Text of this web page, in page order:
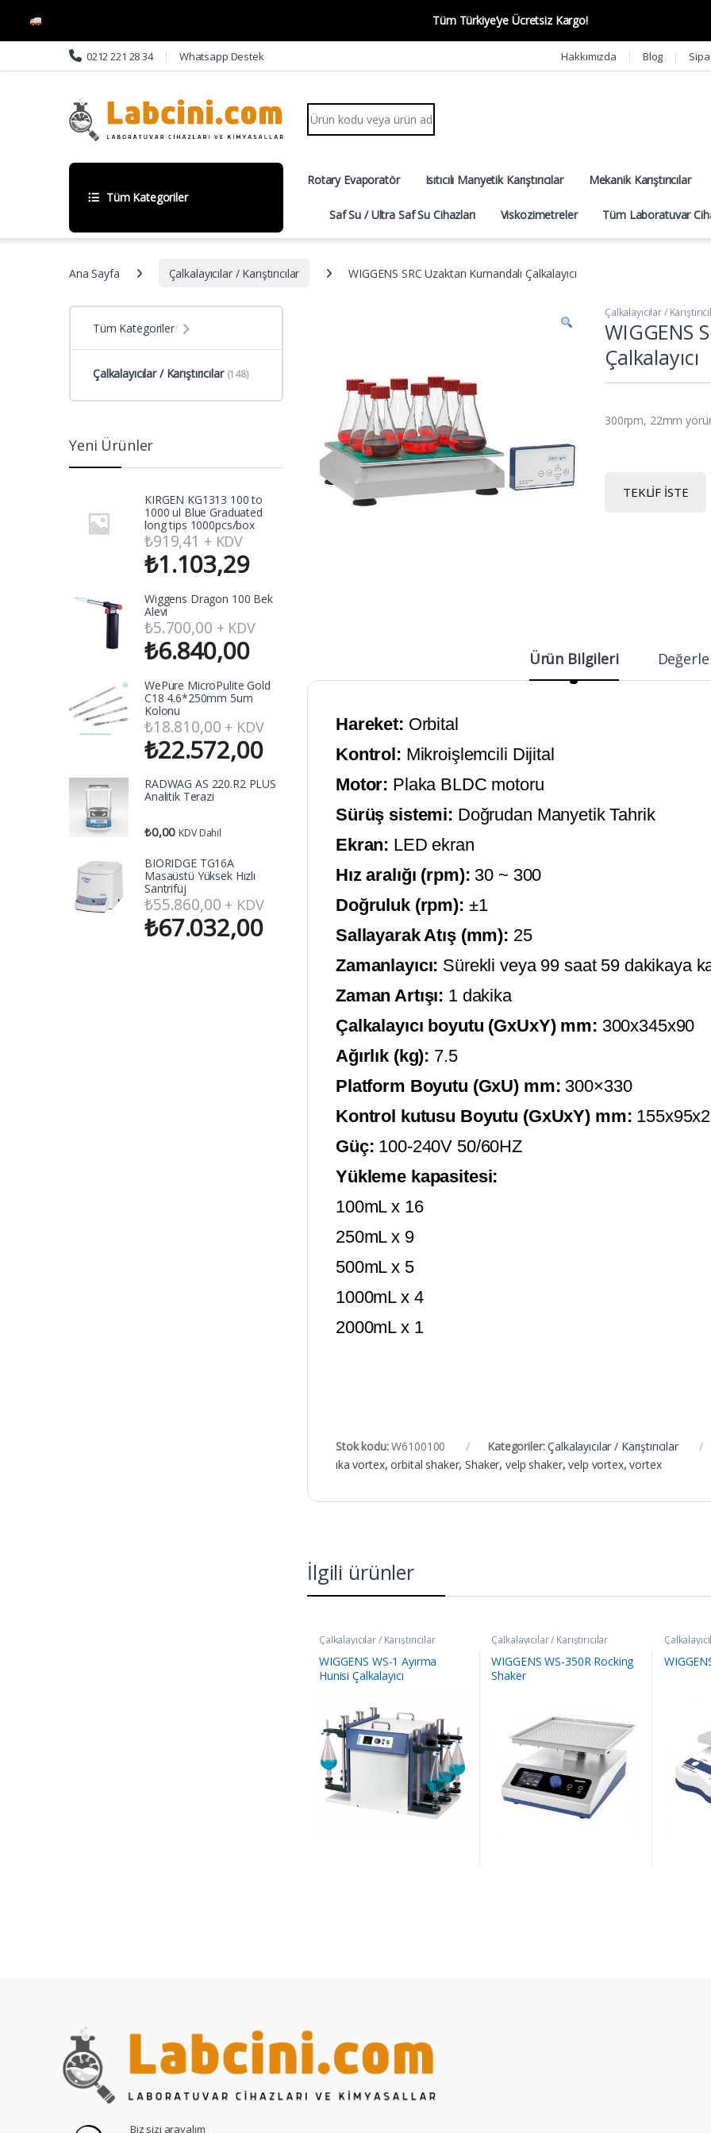
Tüm Türkiye’ye Ücretsiz Kargo!
Skip to navigation
Skip to content 0212 221 28 34 Whatsapp Destek Hakkımızda Blog
Search for:
Tüm Kategoriler
Rotary Evaporatör Isıtıcılı Manyetik Karıştırıcılar Mekanik Karıştırıcılar
Saf Su / Ultra Saf Su Cihazları Viskozimetreler Tüm Laboratuvar
Ana Sayfa Çalkalayıcılar / Karıştırıcılar WIGGENS SRC Uzaktan Kumandalı Çalkalayıcı
Çalkalayıcılar /
WIGGENS
Çalkalayıcı
300rpm, 22mm
TEKLIF İSTE
Ürün Bilgileri
Hareket: Orbital
Kontrol: Mikroişlemcili Dijital
Motor: Plaka BLDC motoru
Sürüş sistemi: Doğrudan Manyetik Tahrik
Ekran: LED ekran
Hız aralığı (rpm): 30 ~ 300
Doğruluk (rpm): ±1
Sallayarak Atış (mm): 25
Zamanlayıcı: Sürekli veya 99 saat 59 dakikaya
Zaman Artışı: 1 dakika
Çalkalayıcı boyutu (GxUxY) mm: 300x345x90
Ağırlık (kg): 7.5
Platform Boyutu (GxU) mm: 300×330
Kontrol kutusu Boyutu (GxUxY) mm:
Güç: 100-240V 50/60HZ
Yükleme kapasitesi:
100mL x 16
250mL x 9
500mL x 5
1000mL x 4
2000mL x 1
Stok kodu:W6100100 Kategoriler:Çalkalayıcılar / Karıştırıcılar
ıka vortex,orbital shaker,Shaker,velp shaker,velp vortex,vortex
İlgili ürünler
Çalkalayıcılar / Karıştırıcılar
WIGGENS WS-1 Ayırma
Hunisi Çalkalayıcı
Çalkalayıcılar / Karıştırıcılar
WIGGENS WS-350R Rocking
Shaker
Tüm Kategoriler
Çalkalayıcılar / Karıştırıcılar (148)
Yeni Ürünler
KIRGEN KG1313 100 to
1000 ul Blue Graduated
long tips 1000pcs/box
₺919,41 + KDV
₺1.103,29
Wiggens Dragon 100 Bek
Alevi
₺5.700,00 + KDV
₺6.840,00
WePure MicroPulite Gold
C18 4.6*250mm 5um
Kolonu
₺18.810,00 + KDV
₺22.572,00
RADWAG AS 220.R2 PLUS
Analitik Terazi
₺0,00 KDV Dahil
BIORIDGE TG16A
Masaüstü Yüksek Hızlı
Santrifüj
₺55.860,00 + KDV
₺67.032,00
Biz sizi arayalım